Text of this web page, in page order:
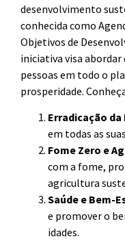
desenvolvimento
conhecida como
Objetivos de
iniciativa visa
pessoas em todo o
prosperidade.
Erradicação da
em todas as
Fome Zero e
com a fome,
agricultura
Saúde e Bem-
e promover o
idades.